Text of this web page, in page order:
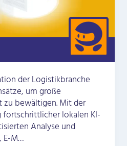
der Logistikbranche
um große
bewältigen. Mit der
lokalen KI-
Analyse und
E-M…